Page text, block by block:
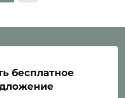
бесплатное